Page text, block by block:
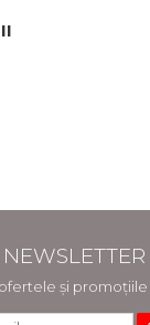
NEWSLETTER
și promoțiile